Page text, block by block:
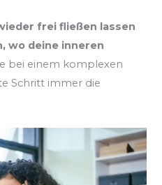
frei fließen lassen
wo deine inneren
bei einem komplexen
Schritt immer die